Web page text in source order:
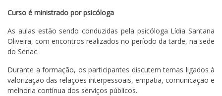
Curso é ministrado por psicóloga
As aulas estão sendo conduzidas pela psicóloga Lídia Santana
Oliveira, com encontros realizados no período da tarde, na sede
do Senac.
Durante a formação, os participantes discutem temas ligados à
valorização das relações interpessoais, empatia, comunicação e
melhoria contínua dos serviços públicos.